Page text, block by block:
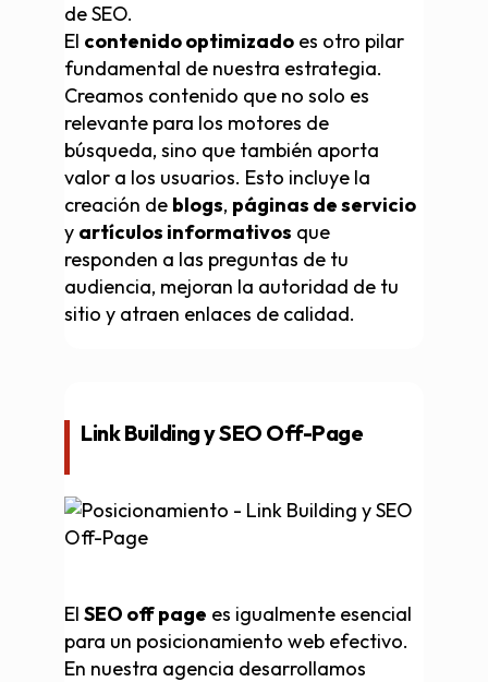
de SEO.
El contenido optimizado es otro pilar
fundamental de nuestra estrategia.
Creamos contenido que no solo es
relevante para los motores de
búsqueda, sino que también aporta
valor a los usuarios. Esto incluye la
creación de blogs, páginas de servicio
y artículos informativos que
responden a las preguntas de tu
audiencia, mejoran la autoridad de tu
sitio y atraen enlaces de calidad.
Link Building y SEO Off-Page
El SEO off page es igualmente esencial
para un posicionamiento web efectivo.
En nuestra agencia desarrollamos